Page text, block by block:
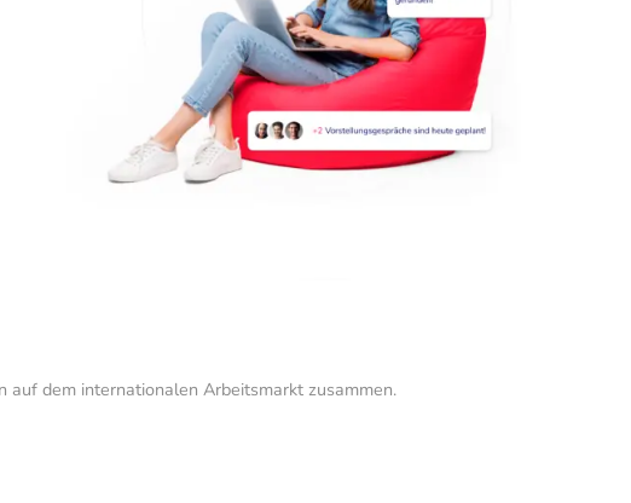
dem internationalen Arbeitsmarkt zusammen.